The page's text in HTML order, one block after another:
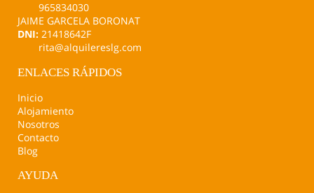
965834030
JAIME GARCELA BORONAT
DNI: 21418642F
rita@alquilereslg.com
ENLACES RÁPIDOS
Inicio
Alojamiento
Nosotros
Contacto
Blog
AYUDA